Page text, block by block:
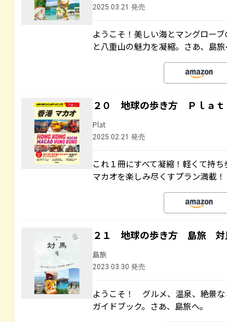
2025.03.21 発売
ようこそ！美しい海とマングロー
と八重山の魅力を凝縮。さあ、島旅
２０ 地球の歩き方 Ｐｌａ
Plat
2025.02.21 発売
これ１冊にすべて凝縮！軽くて持
マカオを楽しみ尽くすプラン満載！
２１ 地球の歩き方 島旅 対
島旅
2023.03.30 発売
ようこそ！ グルメ、温泉、絶景な
ガイドブック。さあ、島旅へ。